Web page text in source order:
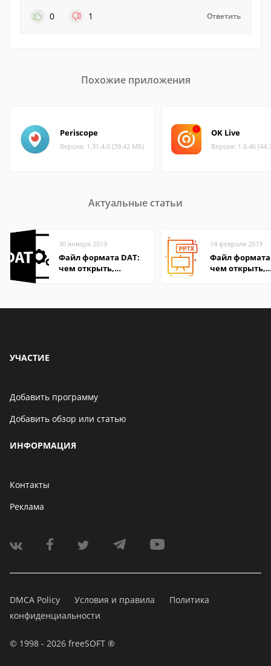
0
1 Ответить
Похожие приложения
Periscope
Версия: 1.31.4.0 (39.42 МБ)
OK Live
Версия: 1.6.46
Актуальные статьи
30 января 2019
Файл формата DAT:
чем открыть,
14 февраля 2019
Файл
чем открыть,
УЧАСТИЕ
Добавить программу
Добавить обзор или статью
ИНФОРМАЦИЯ
Контакты
Реклама
DMCA Policy Условия и правила
Политика
конфиденциальности
© 1998 - 2026 freeSOFT ®